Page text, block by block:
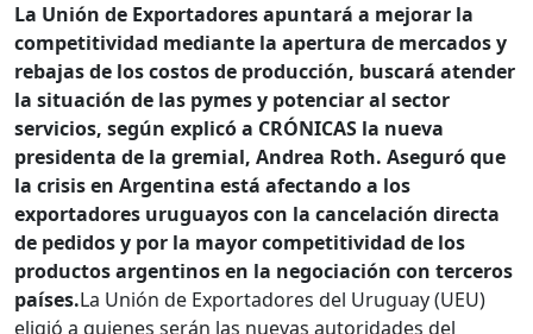
La Unión de Exportadores apuntará a mejorar la
competitividad mediante la apertura de mercados y
rebajas de los costos de producción, buscará atender
la situación de las pymes y potenciar al sector
servicios, según explicó a CRÓNICAS la nueva
presidenta de la gremial, Andrea Roth. Aseguró que
la crisis en Argentina está afectando a los
exportadores uruguayos con la cancelación directa
de pedidos y por la mayor competitividad de los
productos argentinos en la negociación con terceros
países.La Unión de Exportadores del Uruguay (UEU)
eligió a quienes serán las nuevas autoridades del